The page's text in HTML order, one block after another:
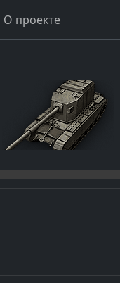
О проекте